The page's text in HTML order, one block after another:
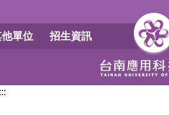
單位 招生資訊
:::